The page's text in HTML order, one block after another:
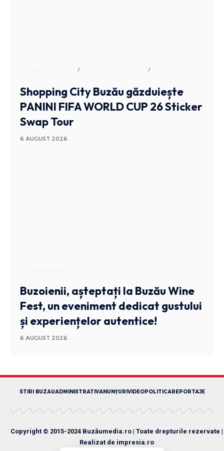
ADMINISTRATIV ANUNTURI BUZAU
Shopping City Buzău găzduiește
PANINI FIFA WORLD CUP 26 Sticker
Swap Tour
6 AUGUST 2026
Buzoienii, așteptați la Buzău Wine
Fest, un eveniment dedicat gustului
și experiențelor autentice!
6 AUGUST 2026
STIRI BUZAUADMINISTRATIVANUNȚURI VIDEOPOLITICAREPORTAJE
Copyright © 2015-2024 Buzăumedia.ro | Toate drepturile rezervate |
Realizat de impresia.ro